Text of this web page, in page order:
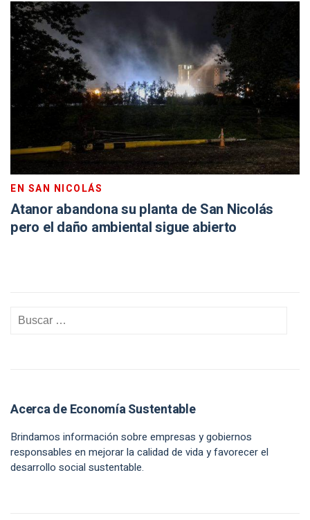
EN SAN NICOLÁS
Atanor abandona su planta de San Nicolás
pero el daño ambiental sigue abierto
Acerca de Economía Sustentable
Brindamos información sobre empresas y gobiernos
responsables en mejorar la calidad de vida y favorecer el
desarrollo social sustentable.